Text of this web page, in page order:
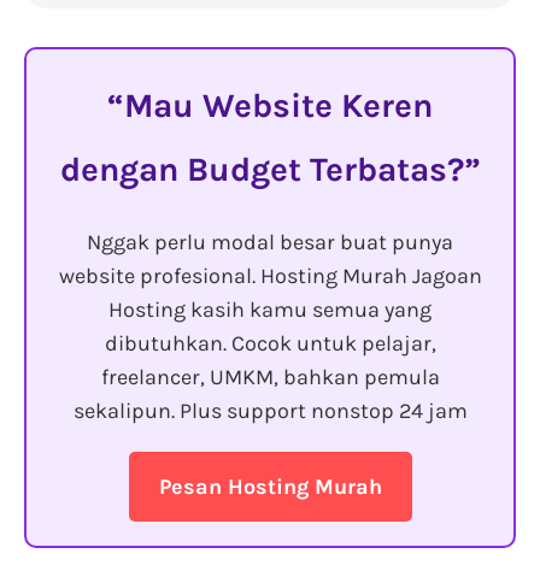
Mau Website Keren
dengan Budget Terbatas?
Nggak perlu modal besar buat punya
website profesional. Hosting Murah Jagoan
Hosting kasih kamu semua yang
dibutuhkan. Cocok untuk pelajar,
freelancer, UMKM, bahkan pemula
sekalipun. Plus support nonstop 24 jam
Pesan Hosting Murah